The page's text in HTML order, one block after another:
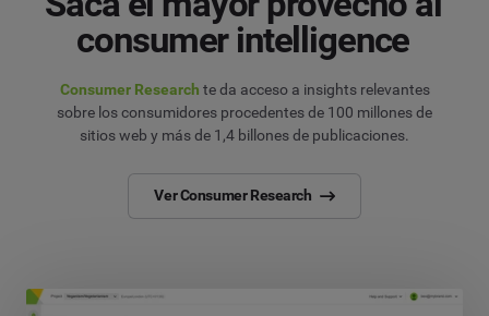
consumer intelligence
Consumer Research te da acceso a insights relevantes
sobre los consumidores procedentes de 100 millones de
sitios web y más de 1,4 billones de publicaciones.
Ver Consumer Research